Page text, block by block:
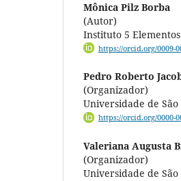
Mônica Pilz Borba
(Autor)
Instituto 5
https://orcid.org/0009-
Pedro Roberto
(Organizador)
Universidade de
https://orcid.org/0000-
Valeriana Augusta
(Organizador)
Universidade de